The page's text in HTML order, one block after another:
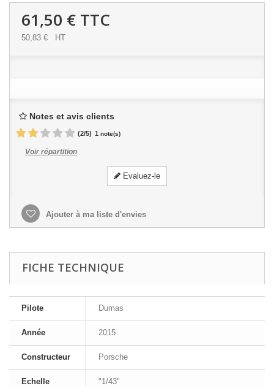
61,50 € TTC
50,83 € HT
Notes et avis clients
(2/5) 1 note(s)
Voir répartition
Evaluez-le
Ajouter à ma liste d'envies
FICHE TECHNIQUE
Pilote Dumas
Année 2015
Constructeur Porsche
Echelle "1/43"